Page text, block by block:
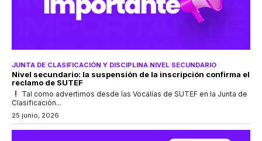
JUNTA DE CLASIFICACIÓN Y DISCIPLINA NIVEL SECUNDARIO
Nivel secundario: la suspensión de la inscripción confirma el
reclamo de SUTEF
Tal como advertimos desde las Vocalías de SUTEF en la Junta de
Clasificación...
25 junio, 2026